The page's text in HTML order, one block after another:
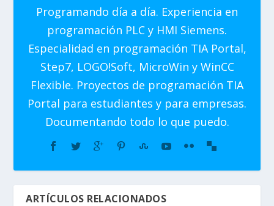
Programando día a día. Experiencia en
programación PLC y HMI Siemens.
Especialidad en programación TIA Portal,
Step7, LOGO!Soft, MicroWin y WinCC
Flexible. Proyectos de programación TIA
Portal para estudiantes y para empresas.
Documentando todo lo que puedo.
ARTÍCULOS RELACIONADOS